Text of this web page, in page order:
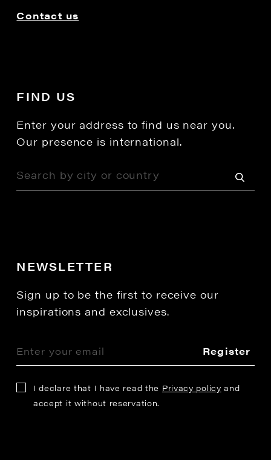
Contact us
FIND US
Enter your address to find us near you.
Our presence is international.
NEWSLETTER
Sign up to be the first to receive our
inspirations and exclusives.
Register
I declare that I have read the Privacy policy and
accept it without reservation.